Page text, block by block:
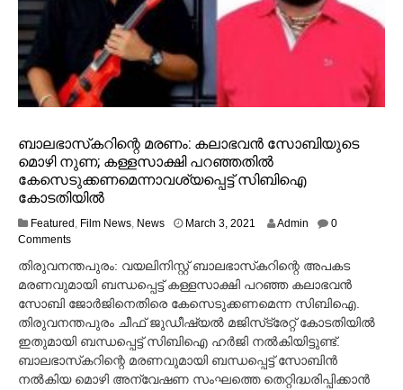
ബാലഭാസ്‌കറിന്റെ മരണം: കലാഭവന്‍ സോബി‍യുടെ
മൊഴി നുണ; കള്ളസാക്ഷി പറഞ്ഞതില്‍
കേസെടുക്കണമെന്നാവശ്യപ്പെട്ട് സിബിഐ
കോടതിയില്‍
Featured Film News News March 3, 2021
c
h
3
,
2
1
Admin
0
Comments
തിരുവനന്തപുരം: വയലിനിസ്റ്റ് ബാലഭാസ്‌കറിന്റെ അപകട
മരണവുമായി ബന്ധപ്പെട്ട് കള്ളസാക്ഷി പറഞ്ഞ കലാഭവന്‍
സോബി ജോര്‍ജിനെതിരെ കേസെടുക്കണമെന്ന സിബിഐ.
തിരുവനന്തപുരം ചീഫ് ജുഡീഷ്യല്‍ മജിസ്‌ട്രേറ്റ് കോടതിയില്‍
ഇതുമായി ബന്ധപ്പെട്ട് സിബിഐ ഹര്‍ജി നല്‍കിയിട്ടുണ്ട്.
ബാലഭാസ്‌കറിന്റെ മരണവുമായി ബന്ധപ്പെട്ട് സോബിന്‍
നല്‍കിയ മൊഴി അന്വേഷണ സംഘത്തെ തെറ്റിദ്ധരിപ്പിക്കാന്‍